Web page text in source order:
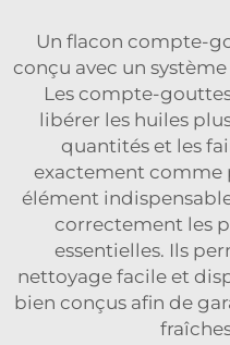
Un flacon compte-
conçu avec un
Les compte-
libérer les huiles
quantités et les
exactement comme
élément
correctement les
essentielles. Ils
nettoyage facile et
bien conçus afin de